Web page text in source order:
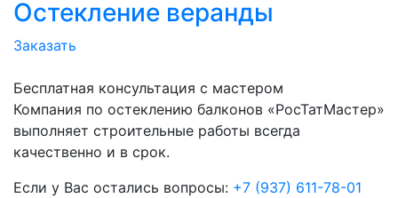
Остекление веранды
Заказать
Бесплатная консультация с мастером
Компания по остеклению балконов «РосТатМастер»
выполняет строительные работы всегда
качественно и в срок.
Если у Вас остались вопросы: +7 (937) 611-78-01